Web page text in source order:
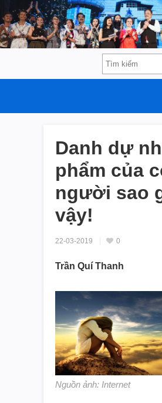
Danh dự
phẩm của
người sao
vậy!
22-03-2019 0
Trần Quí Thanh
Nguồn ảnh: Internet